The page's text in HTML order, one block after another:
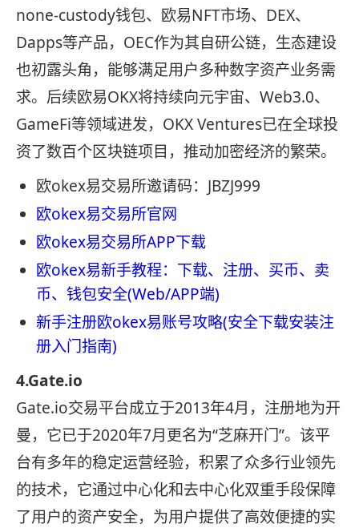
none-custody钱包、欧易NFT市场、DEX、
Dapps等产品，OEC作为其自研公链，生态建设
也初露头角，能够满足用户多种数字资产业务需
求。后续欧易OKX将持续向元宇宙、Web3.0、
GameFi等领域进发，OKX Ventures已在全球投
资了数百个区块链项目，推动加密经济的繁荣。
欧okex易交易所邀请码：JBZJ999
欧okex易交易所官网
欧okex易交易所APP下载
欧okex易新手教程：下载、注册、买币、卖
币、钱包安全(Web/APP端)
新手注册欧okex易账号攻略(安全下载安装注
册入门指南)
4.Gate.io
Gate.io交易平台成立于2013年4月，注册地为开
曼，它已于2020年7月更名为“芝麻开门”。该平
台有多年的稳定运营经验，积累了众多行业领先
的技术，它通过中心化和去中心化双重手段保障
了用户的资产安全，为用户提供了高效便捷的实